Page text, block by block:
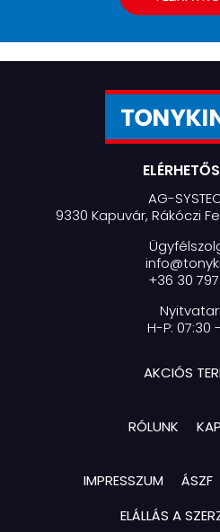
AG-
9330 Kapuvár, Rákóczi
+36 30
H-P: 07:30
AKCIÓS
RÓLUNK
IMPRESSZUM ÁSZF
ELÁLLÁS A